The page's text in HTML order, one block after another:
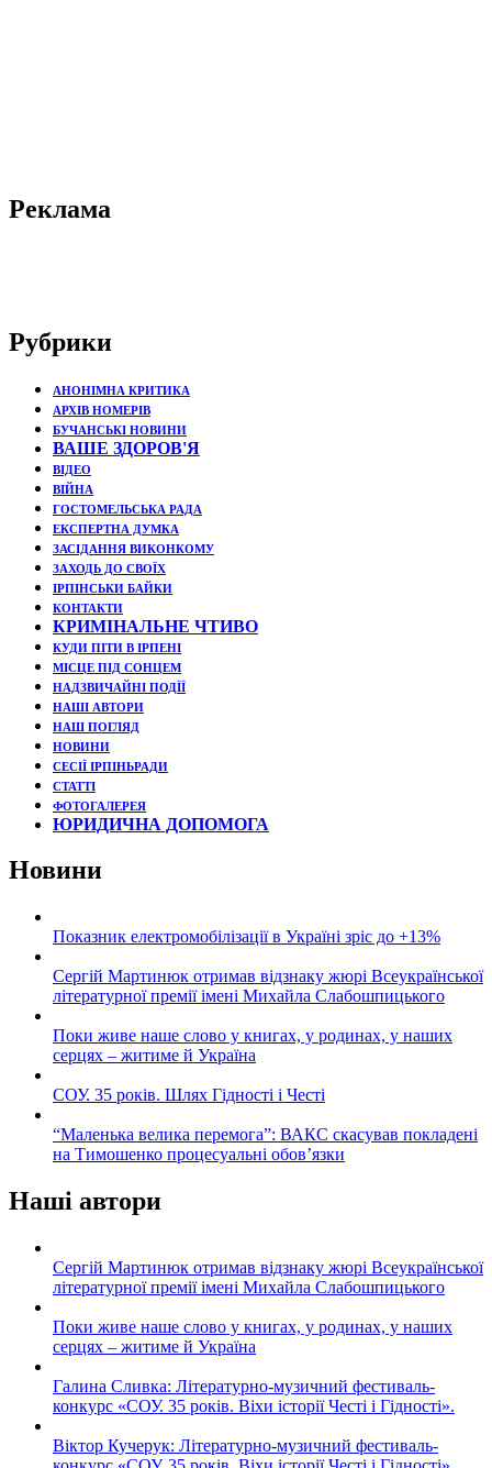
Реклама
Рубрики
АНОНІМНА КРИТИКА
АРХІВ НОМЕРІВ
БУЧАНСЬКІ НОВИНИ
ВАШЕ ЗДОРОВ'Я
ВІДЕО
ВІЙНА
ГОСТОМЕЛЬСЬКА РАДА
ЕКСПЕРТНА ДУМКА
ЗАСІДАННЯ ВИКОНКОМУ
ЗАХОДЬ ДО СВОЇХ
ІРПІНСЬКИ БАЙКИ
КОНТАКТИ
КРИМІНАЛЬНЕ ЧТИВО
КУДИ ПІТИ В ІРПЕНІ
МІСЦЕ ПІД СОНЦЕМ
НАДЗВИЧАЙНІ ПОДЇЇ
НАШІ АВТОРИ
НАШ ПОГЛЯД
НОВИНИ
СЕСІЇ ІРПІНЬРАДИ
СТАТТІ
ФОТОГАЛЕРЕЯ
ЮРИДИЧНА ДОПОМОГА
Новини
Показник електромобілізації в Україні зріс до +13%
Сергій Мартинюк отримав відзнаку жюрі Всеукраїнської
літературної премії імені Михайла Слабошпицького
Поки живе наше слово у книгах, у родинах, у наших
серцях – житиме й Україна
СОУ. 35 років. Шлях Гідності і Честі
“Маленька велика перемога”: ВАКС скасував покладені
на Тимошенко процесуальні обов’язки
Наші автори
Сергій Мартинюк отримав відзнаку жюрі Всеукраїнської
літературної премії імені Михайла Слабошпицького
Поки живе наше слово у книгах, у родинах, у наших
серцях – житиме й Україна
Галина Сливка: Літературно-музичний фестиваль-
конкурс «СОУ. 35 років. Віхи історії Честі і Гідності».
Віктор Кучерук: Літературно-музичний фестиваль-